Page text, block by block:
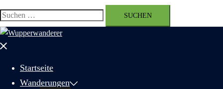
Suchen
nach:
Menü
Startseite
Wanderungen